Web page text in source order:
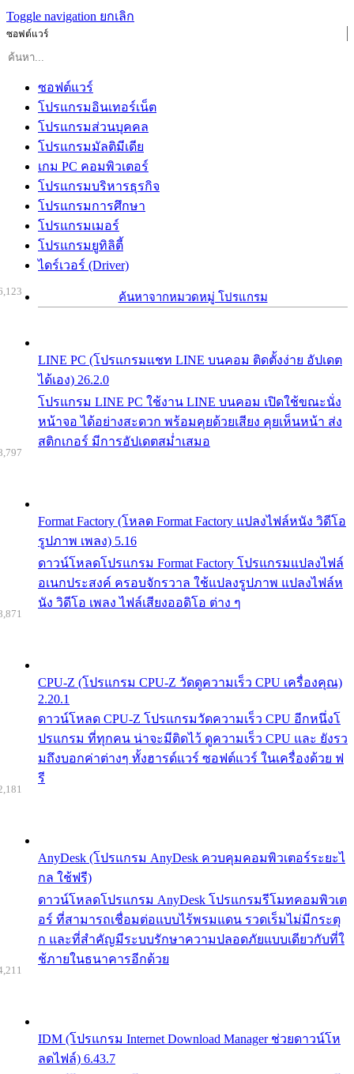
Toggle navigation ยกเลิก
ซอฟต์แวร์
ซอฟต์แวร์
โปรแกรมอินเทอร์เน็ต
โปรแกรมส่วนบุคคล
โปรแกรมมัลติมีเดีย
เกม PC คอมพิวเตอร์
โปรแกรมบริหารธุรกิจ
โปรแกรมการศึกษา
โปรแกรมเมอร์
โปรแกรมยูทิลิตี้
ไดร์เวอร์ (Driver)
ค้นหาจากหมวดหมู่ โปรแกรม
LINE PC (โปรแกรมแชท LINE บนคอม ติดตั้งง่าย อัปเดต
ได้เอง) 26.2.0
โปรแกรม LINE PC ใช้งาน LINE บนคอม เปิดใช้ขณะนั่ง
หน้าจอ ได้อย่างสะดวก พร้อมคุยด้วยเสียง คุยเห็นหน้า ส่ง
สติกเกอร์ มีการอัปเดตสม่ำเสมอ
Format Factory (โหลด Format Factory แปลงไฟล์หนัง วิดีโอ
รูปภาพ เพลง) 5.16
ดาวน์โหลดโปรแกรม Format Factory โปรแกรมแปลงไฟล์
อเนกประสงค์ ครอบจักรวาล ใช้แปลงรูปภาพ แปลงไฟล์ห
นัง วิดีโอ เพลง ไฟล์เสียงออดิโอ ต่าง ๆ
CPU-Z (โปรแกรม CPU-Z วัดดูความเร็ว CPU เครื่องคุณ)
2.20.1
ดาวน์โหลด CPU-Z โปรแกรมวัดความเร็ว CPU อีกหนึ่งโ
ปรแกรม ที่ทุกคน น่าจะมีติดไว้ ดูความเร็ว CPU และ ยังรว
มถึงบอกค่าต่างๆ ทั้งฮารด์แวร์ ซอฟต์แวร์ ในเครื่องด้วย ฟ
รี
AnyDesk (โปรแกรม AnyDesk ควบคุมคอมพิวเตอร์ระยะไ
กล ใช้ฟรี)
ดาวน์โหลดโปรแกรม AnyDesk โปรแกรมรีโมทคอมพิวเต
อร์ ที่สามารถเชื่อมต่อแบบไร้พรมแดน รวดเร็มไม่มีกระตุ
ก และที่สำคัญมีระบบรักษาความปลอดภัยแบบเดียวกับที่ใ
ช้ภายในธนาคารอีกด้วย
IDM (โปรแกรม Internet Download Manager ช่วยดาวน์โห
ลดไฟล์) 6.43.7